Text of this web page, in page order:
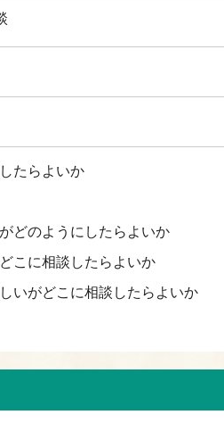
たらよいか
どのようにしたらよいか
こに相談したらよいか
いがどこに相談したらよいか